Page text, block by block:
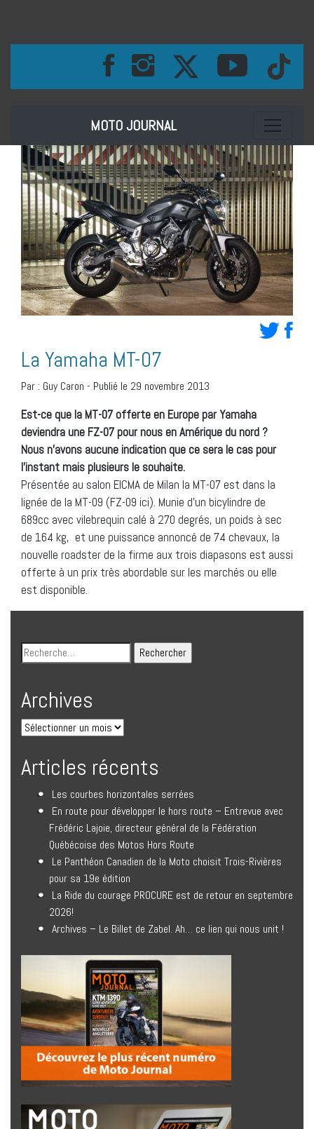
MOTO JOURNAL Toggle
La Yamaha MT-07
Par : Guy Caron - Publié le 29 novembre 2013
Est-ce que la MT-07 offerte en Europe par Yamaha
deviendra une FZ-07 pour nous en Amérique du nord ?
Nous n’avons aucune indication que ce sera le cas pour
l’instant mais plusieurs le souhaite.
Présentée au salon EICMA de Milan la MT-07 est dans la
lignée de la MT-09 (FZ-09 ici). Munie d’un bicylindre de
689cc avec vilebrequin calé à 270 degrés, un poids à sec
de 164 kg, et une puissance annoncé de 74 chevaux, la
nouvelle roadster de la firme aux trois diapasons est aussi
offerte à un prix très abordable sur les marchés ou elle
est disponible.
Archives
Articles récents
Les courbes horizontales serrées
En route pour développer le hors route – Entrevue avec
Frédéric Lajoie, directeur général de la Fédération
Québécoise des Motos Hors Route
Le Panthéon Canadien de la Moto choisit Trois-Rivières
pour sa 19e édition
La Ride du courage PROCURE est de retour en septembre
2026!
Archives – Le Billet de Zabel. Ah… ce lien qui nous unit !